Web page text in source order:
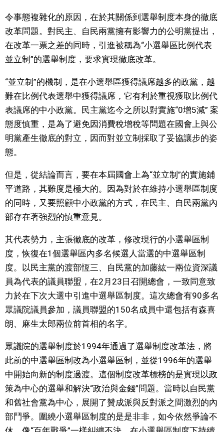
語言
東京
編輯部通知
令事態複雜化的原因，在於其關係到選舉制度本身的徹底
改革問題。對民主、自民兩黨擁有影響力的公明黨提出，
在改革一票之差的同時，引進被稱為“小選舉區比例代表
並立制”的選舉制度，要求實現徹底改革。
“並立制”的機制，是在小選舉區獲得議席越多的政黨，越
難在比例代表選舉中獲得議席，它有利於重視獲取比例代
表議席的中小政黨。民主黨迄今之所以對實施“0增5減” 案
態度慎重，是為了避免因消費稅增稅等問題在國會上與公
明黨產生徹底的對立，因而對並立制採取了妥協讓步的姿
態。
但是，從結論而言，要在本屆國會上為“並立制”的實施鋪
平道路，其難度是極大的。因為對於在維持小選舉區制度
的同時，又要照顧中小政黨的方式，在民主、自民兩黨內
部存在著強烈的慎重意見。
其代表勢力，主張徹底的改革，修改現行的小選舉區制
度，恢復在1個選舉區內多名候選人當選的中選舉區制
度。以民主黨的渡部恆三、自民黨的加藤紘一兩位資深議
員為代表的議員聯盟，在2月23日召開總會，一致同意致
力於在下次大選中引進中選舉區制度。這次總會有90多名
眾議院議員參加，議員聯盟的150名成員中還包括有森喜
朗、麻生太郎兩位前首相的名字。
眾議院的選舉制度於1994年通過了選舉制度改革法，將
此前的中選舉區制改為小選舉區制，並從1996年的選舉
中開始向新的制度過渡。這個制度改革標榜的是實現以政
策為中心的選舉和解決“政治與金錢”問題。當時以自民黨
和舊社會黨為中心，展開了贊成派與反對派之間激烈的內
部鬥爭。圍繞小選舉區制度的是是非非，如今依然爭論不